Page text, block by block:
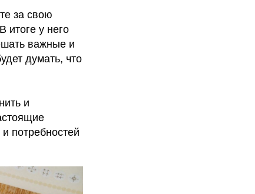
за свою
итоге у него
важные и
думать, что
и
потребностей